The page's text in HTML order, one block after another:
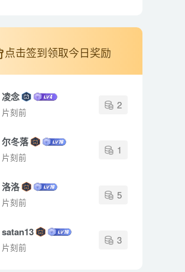
点击签到领取今日奖励
凌念
片刻前
2
尔冬落
片刻前
1
洛洛
片刻前
5
satan13
片刻前
3